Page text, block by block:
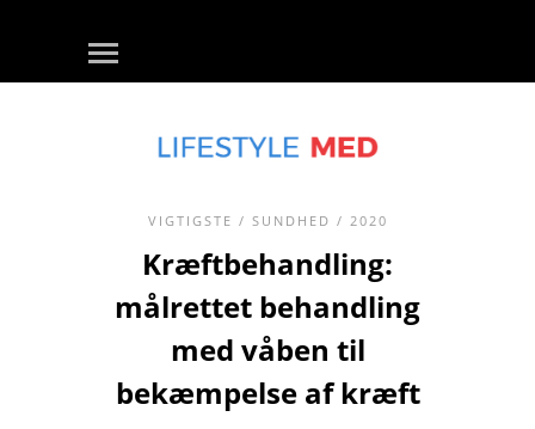
VIGTIGSTE / SUNDHED / 2020
Kræftbehandling:
målrettet behandling
med våben til
bekæmpelse af kræft